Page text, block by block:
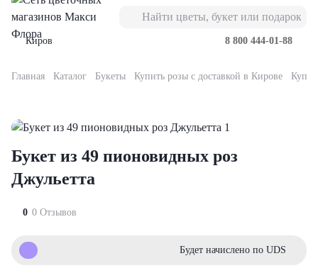
Киров 8 800 444-01-88
из роз
из гвоздик
из лизиантусов
к букету
игрушки
наборы
мамы
Главная Каталог Букеты Купить розы с доставкой в Кирове
Букет из 49 пионовидных роз
Джульетта
0 0 Отзывов
Будет начислено по UDS